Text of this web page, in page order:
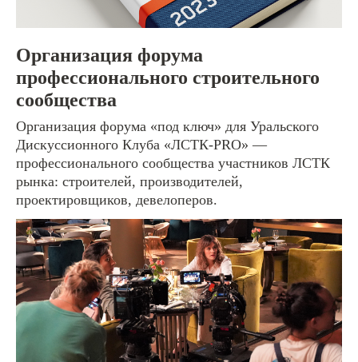
Организация форума
профессионального строительного
сообщества
Организация форума «под ключ» для Уральского
Дискуссионного Клуба «ЛСТК-PRO» —
профессионального сообщества участников ЛСТК
рынка: строителей, производителей,
проектировщиков, девелоперов.